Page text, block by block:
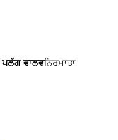
ਪਲੱਗ ਵਾਲਵਨਿਰਮਾਤਾ